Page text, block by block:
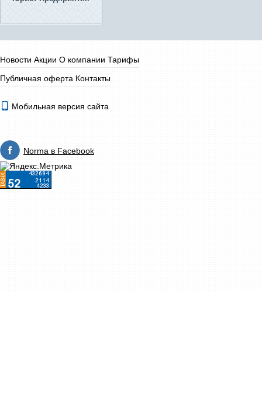
Новости Акции О компании Тарифы
Публичная оферта Контакты
Мобильная версия сайта
Norma в Facebook